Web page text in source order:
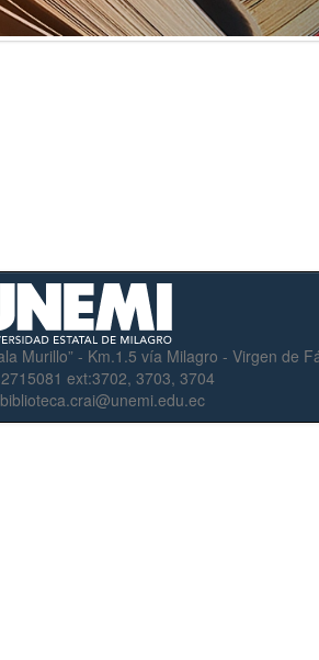
Murillo” - Km.1.5 vía Milagro - Virgen de
2715081 ext:3702, 3703, 3704
biblioteca.crai@unemi.edu.ec